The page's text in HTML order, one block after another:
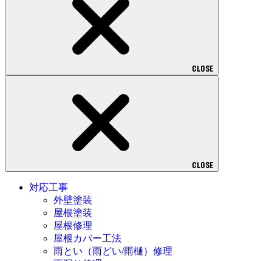
CLOSE
CLOSE
対応工事
外壁塗装
屋根塗装
屋根修理
屋根カバー工法
雨とい（雨どい/雨樋）修理